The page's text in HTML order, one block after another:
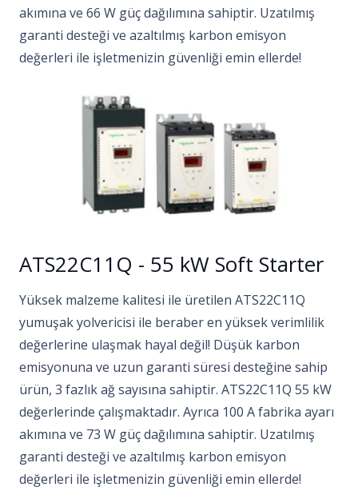
akımına ve 66 W güç dağılımına sahiptir. Uzatılmış
garanti desteği ve azaltılmış karbon emisyon
değerleri ile işletmenizin güvenliği emin ellerde!
ATS22C11Q - 55 kW Soft Starter
Yüksek malzeme kalitesi ile üretilen ATS22C11Q
yumuşak yolvericisi ile beraber en yüksek verimlilik
değerlerine ulaşmak hayal değil! Düşük karbon
emisyonuna ve uzun garanti süresi desteğine sahip
ürün, 3 fazlık ağ sayısına sahiptir. ATS22C11Q 55 kW
değerlerinde çalışmaktadır. Ayrıca 100 A fabrika ayarı
akımına ve 73 W güç dağılımına sahiptir. Uzatılmış
garanti desteği ve azaltılmış karbon emisyon
değerleri ile işletmenizin güvenliği emin ellerde!